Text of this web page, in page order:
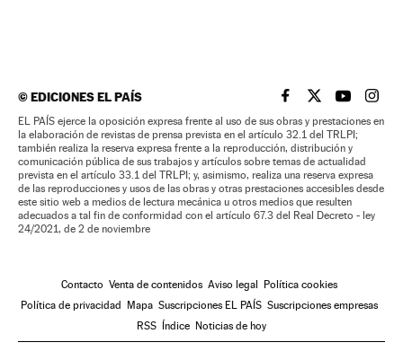
©EDICIONES EL PAÍS EL PAÍS BRASIL EN
EL PAÍSEL PAÍS
EL
EL PAÍS ejerce la oposición expresa frente al uso de sus obras y prestaciones en
la elaboración de revistas de prensa prevista en el artículo 32.1 del TRLPI;
también realiza la reserva expresa frente a la reproducción, distribución y
comunicación pública de sus trabajos y artículos sobre temas de actualidad
prevista en el artículo 33.1 del TRLPI; y, asimismo, realiza una reserva expresa
de las reproducciones y usos de las obras y otras prestaciones accesibles desde
este sitio web a medios de lectura mecánica u otros medios que resulten
adecuados a tal fin de conformidad con el artículo 67.3 del Real Decreto - ley
24/2021, de 2 de noviembre
Contacto Venta de contenidos Aviso legal Política cookies
Política de privacidad Mapa Suscripciones EL PAÍS Suscripciones empresas
RSS Índice Noticias de hoy